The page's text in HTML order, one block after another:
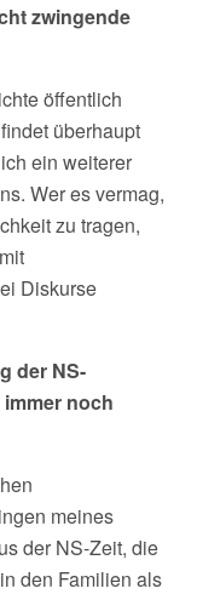
zwingende
öffentlich
überhaupt
ein weiterer
Wer es vermag,
zu tragen,
Diskurse
der NS-
noch
meines
der NS-Zeit, die
den Familien als